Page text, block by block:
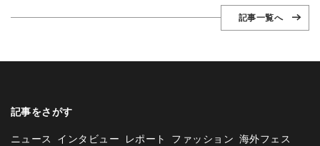
記事一覧へ
記事をさがす
ニュース インタビュー レポート ファッション 海外フェス